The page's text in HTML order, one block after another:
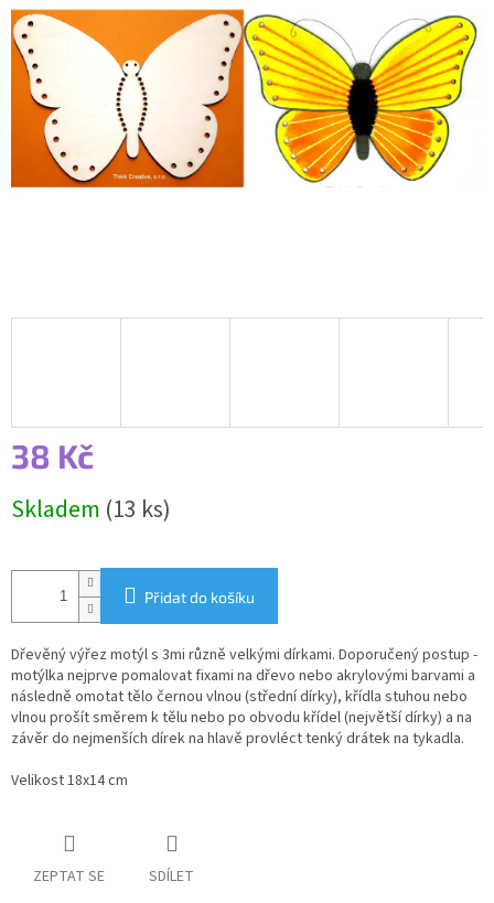
hvězdiček.
38 Kč
cena:
Skladem (13 ks)
Přidat do košíku
Dřevěný výřez motýl s 3mi různě velkými dírkami. Doporučený postup -
motýlka nejprve pomalovat fixami na dřevo nebo akrylovými barvami a
následně omotat tělo černou vlnou (střední dírky), křídla stuhou nebo
vlnou prošít směrem k tělu nebo po obvodu křídel (největší dírky) a na
závěr do nejmenších dírek na hlavě provléct tenký drátek na tykadla.
Velikost 18x14 cm
ZEPTAT SE SDÍLET